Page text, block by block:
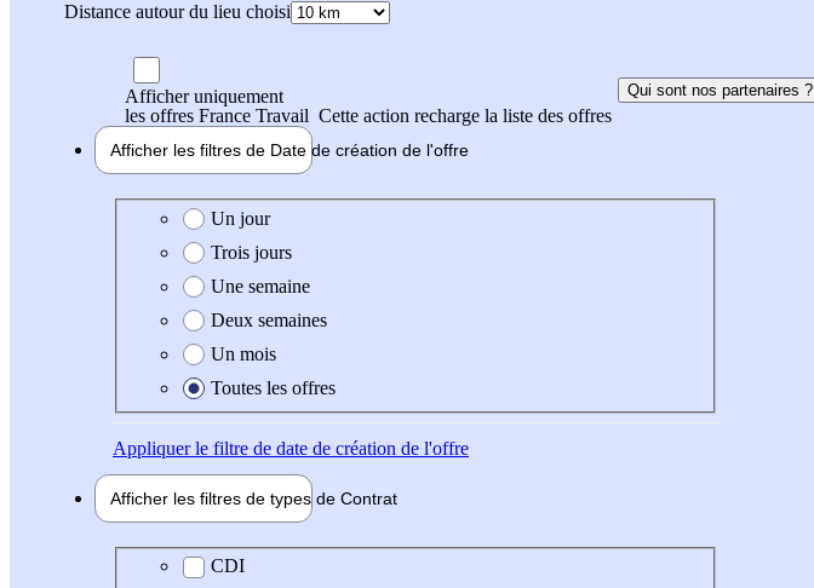
Distance autour du lieu choisi
Afficher uniquement
les offres France Travail Cette action recharge la liste des offres
Qui sont nos partenaires ?
Afficher les filtres de Date de création de l'offre
Date de création de l'offre
Un jour
Trois jours
Une semaine
Deux semaines
Un mois
Toutes les offres
Appliquerle filtre de date de création de l'offre
Afficher les filtres de types de Contrat
Type de contrat
CDI